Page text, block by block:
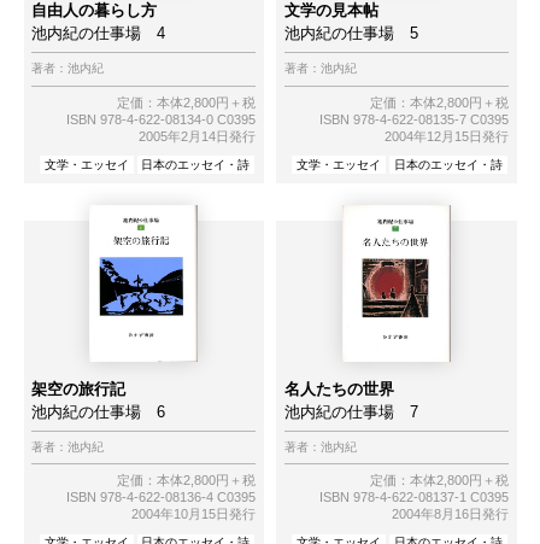
自由人の暮らし方
池内紀の仕事場 4
著者： 池内紀
定価：本体2,800円＋税
ISBN 978-4-622-08134-0 C0395
2005年2月14日発行
文学・エッセイ 日本のエッセイ・詩
文学の見本帖
池内紀の仕事場 5
著者： 池内紀
定価：本体2,800円＋税
ISBN 978-4-622-08135-7 C0395
2004年12月15日発行
文学・エッセイ 日本のエッセイ・詩
架空の旅行記
池内紀の仕事場 6
著者： 池内紀
定価：本体2,800円＋税
ISBN 978-4-622-08136-4 C0395
2004年10月15日発行
名人たちの世界
池内紀の仕事場 7
著者： 池内紀
定価：本体2,800円＋税
ISBN 978-4-622-08137-1 C0395
2004年8月16日発行